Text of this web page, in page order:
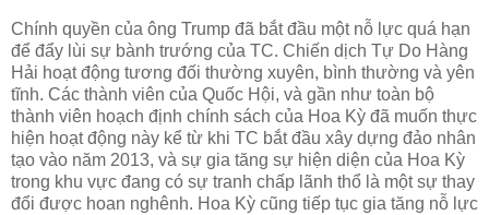
Chính quyền của ông Trump đã bắt đầu một nỗ lực quá hạn
để đẩy lùi sự bành trướng của TC. Chiến dịch Tự Do Hàng
Hải hoạt động tương đối thường xuyên, bình thường và yên
tĩnh. Các thành viên của Quốc Hội, và gần như toàn bộ
thành viên hoạch định chính sách của Hoa Kỳ đã muốn thực
hiện hoạt động này kể từ khi TC bắt đầu xây dựng đảo nhân
tạo vào năm 2013, và sự gia tăng sự hiện diện của Hoa Kỳ
trong khu vực đang có sự tranh chấp lãnh thổ là một sự thay
đổi được hoan nghênh. Hoa Kỳ cũng tiếp tục gia tăng nỗ lực